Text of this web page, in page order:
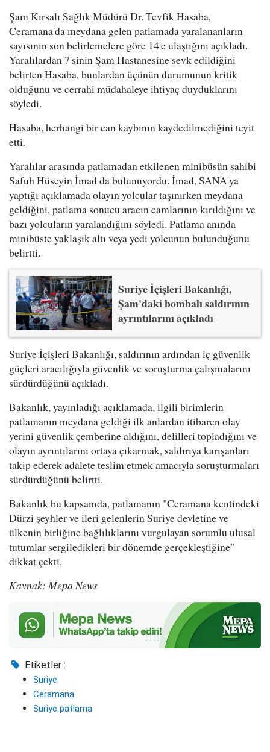
Şam Kırsalı Sağlık Müdürü Dr. Tevfik Hasaba,
Ceramana'da meydana gelen patlamada yaralananların
sayısının son belirlemelere göre 14'e ulaştığını açıkladı.
Yaralılardan 7'sinin Şam Hastanesine sevk edildiğini
belirten Hasaba, bunlardan üçünün durumunun kritik
olduğunu ve cerrahi müdahaleye ihtiyaç duyduklarını
söyledi.
Hasaba, herhangi bir can kaybının kaydedilmediğini teyit
etti.
Yaralılar arasında patlamadan etkilenen minibüsün sahibi
Safuh Hüseyin İmad da bulunuyordu. İmad, SANA'ya
yaptığı açıklamada olayın yolcular taşınırken meydana
geldiğini, patlama sonucu aracın camlarının kırıldığını ve
bazı yolcuların yaralandığını söyledi. Patlama anında
minibüste yaklaşık altı veya yedi yolcunun bulunduğunu
belirtti.
Suriye İçişleri Bakanlığı,
Şam'daki bombalı saldırının
ayrıntılarını açıkladı
Suriye İçişleri Bakanlığı, saldırının ardından iç güvenlik
güçleri aracılığıyla güvenlik ve soruşturma çalışmalarını
sürdürdüğünü açıkladı.
Bakanlık, yayınladığı açıklamada, ilgili birimlerin
patlamanın meydana geldiği ilk anlardan itibaren olay
yerini güvenlik çemberine aldığını, delilleri topladığını ve
olayın ayrıntılarını ortaya çıkarmak, saldırıya karışanları
takip ederek adalete teslim etmek amacıyla soruşturmaları
sürdürdüğünü belirtti.
Bakanlık bu kapsamda, patlamanın "Ceramana kentindeki
Dürzi şeyhler ve ileri gelenlerin Suriye devletine ve
ülkenin birliğine bağlılıklarını vurgulayan sorumlu ulusal
tutumlar sergiledikleri bir dönemde gerçekleştiğine"
dikkat çekti.
Kaynak: Mepa News
Etiketler :
Suriye
Ceramana
Suriye patlama